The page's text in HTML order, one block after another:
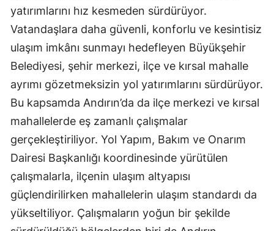
yatırımlarını hız kesmeden sürdürüyor.
Vatandaşlara daha güvenli, konforlu ve kesintisiz
ulaşım imkânı sunmayı hedefleyen Büyükşehir
Belediyesi, şehir merkezi, ilçe ve kırsal mahalle
ayrımı gözetmeksizin yol yatırımlarını sürdürüyor.
Bu kapsamda Andırın’da da ilçe merkezi ve kırsal
mahallelerde eş zamanlı çalışmalar
gerçekleştiriliyor. Yol Yapım, Bakım ve Onarım
Dairesi Başkanlığı koordinesinde yürütülen
çalışmalarla, ilçenin ulaşım altyapısı
güçlendirilirken mahallelerin ulaşım standardı da
yükseltiliyor. Çalışmaların yoğun bir şekilde